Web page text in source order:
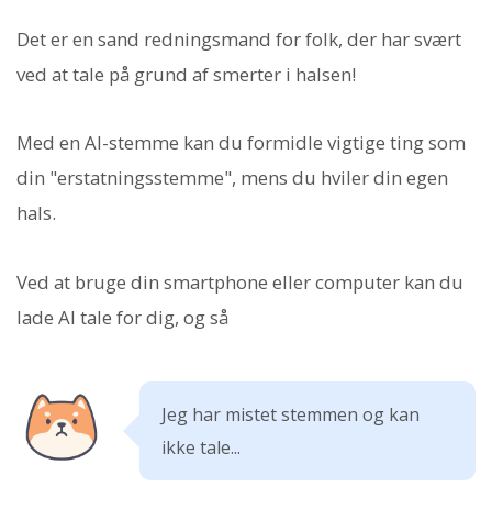
Det er en sand redningsmand for folk, der har svært
ved at tale på grund af smerter i halsen!
Med en AI-stemme kan du formidle vigtige ting som
din "erstatningsstemme", mens du hviler din egen
hals.
Ved at bruge din smartphone eller computer kan du
lade AI tale for dig, og så
Jeg har mistet stemmen og kan
ikke tale...